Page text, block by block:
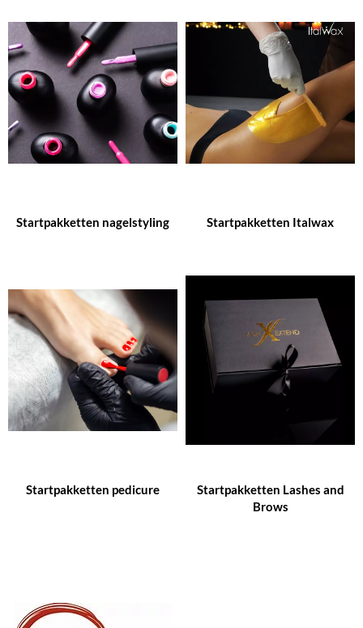
Startpakketten nagelstyling Startpakketten Italwax
Startpakketten pedicure
Startpakketten Lashes and
Brows